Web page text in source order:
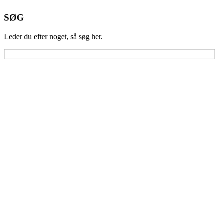
SØG
Leder du efter noget, så søg her.